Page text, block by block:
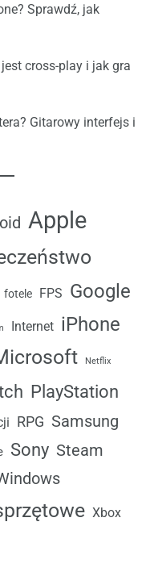
Sprawdź, jak
cross-play i jak gra
Gitarowy interfejs i
Apple
fotele FPS Google
Internet iPhone
Netflix
PlayStation
RPG Samsung
Sony Steam
Xbox